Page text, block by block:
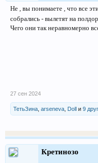
Не , вы понимаете , что все
собрались - вылетят на
Чего они так неравномерно
27 сен 2024
ТетьЗина arseneva Doll и 9
Кретинозо